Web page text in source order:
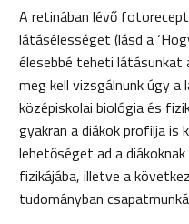
A retinában lévő
látásélességet (lásd a
élesebbé teheti látásunkat
meg kell vizsgálnunk úgy
középiskolai biológia és
gyakran a diákok profilja
lehetőséget ad a
fizikájába, illetve a
tudományban